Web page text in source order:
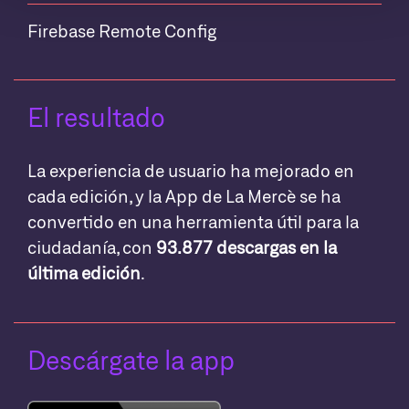
Firebase Remote Config
El resultado
La experiencia de usuario ha mejorado en
cada edición, y la App de La Mercè se ha
convertido en una herramienta útil para la
ciudadanía, con 93.877 descargas en la
última edición.
Descárgate la app